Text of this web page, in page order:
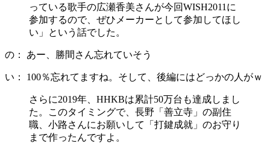
っている歌手の広瀬香美さんが今回WISH2011に
参加するので、ぜひメーカーとして参加してほし
い」という話でした。
の： あー、勝間さん忘れていそう
い： 100％忘れてますね。そして、後編にはどっかの人がｗ
さらに2019年、HHKBは累計50万台も達成しまし
た。このタイミングで、長野「善立寺」の副住
職、小路さんにお願いして「打鍵成就」のお守り
まで作ったんですよ。